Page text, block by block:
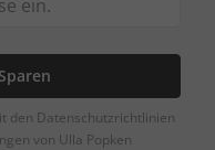
den Datenschutzrichtlinien
von Ulla Popken